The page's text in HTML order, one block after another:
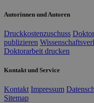
Autorinnen und Autoren
Druckkostenzuschuss
publizieren
Doktorarbeit drucken
Kontakt und Service
Kontakt Impressum
Sitemap